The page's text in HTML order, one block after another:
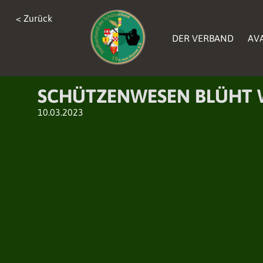
DER VERBAND
< Zurück
DER VERBAND
< Zurück
DER VERBAND
< Zurück
SCHÜTZENWESEN BLÜHT
10.03.2023